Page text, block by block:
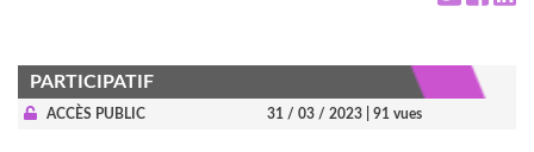
PARTICIPATIF
ACCÈS PUBLIC 31 / 03 / 2023 | 91 vues